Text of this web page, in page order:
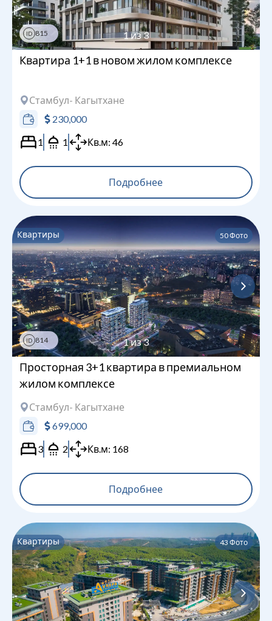
ID 815 1из3
Квартира 1+1 в новом жилом комплексе
Стамбул- Кагытхане
230,000
1
1 Кв.м: 46
Подробнее
Квартиры 50Фото
ID 814 1из3
Просторная 3+1 квартира в премиальном
жилом комплексе
Стамбул- Кагытхане
699,000
3
2 Кв.м: 168
Подробнее
Квартиры 43 Фото